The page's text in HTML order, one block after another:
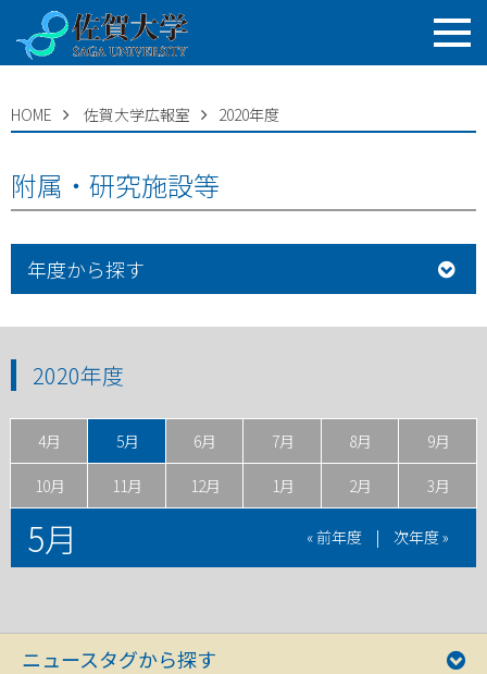
HOME 佐賀大学広報室 2020年度
附属・研究施設等
年度から探す
2020年度
4月 5月 6月 7月 8月 9月
10月 11月 12月 1月 2月 3月
5月 « 前年度 | 次年度 »
ニュースタグから探す